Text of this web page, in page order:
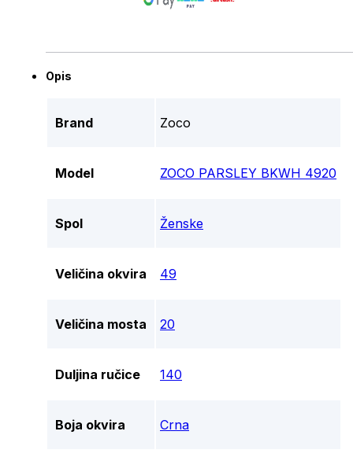
Opis
Brand Zoco
Model ZOCO PARSLEY BKWH 4920
Spol Ženske
Veličina okvira 49
Veličina mosta 20
Duljina ručice 140
Boja okvira Crna